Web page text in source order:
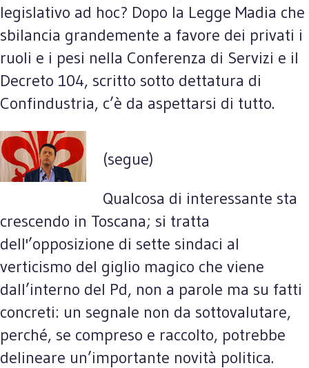
legislativo ad hoc? Dopo la Legge Madia che
sbilancia grandemente a favore dei privati i
ruoli e i pesi nella Conferenza di Servizi e il
Decreto 104, scritto sotto dettatura di
Confindustria, c’è da aspettarsi di tutto.
(segue)
Qualcosa di interessante sta
crescendo in Toscana; si tratta
dell'’opposizione di sette sindaci al
verticismo del giglio magico che viene
dall’interno del Pd, non a parole ma su fatti
concreti: un segnale non da sottovalutare,
perché, se compreso e raccolto, potrebbe
delineare un’importante novità politica.